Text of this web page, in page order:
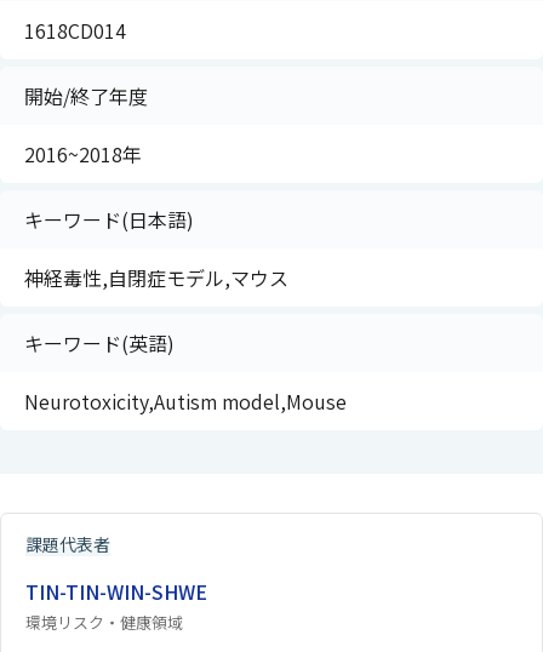
1618CD014
開始/終了年度
2016~2018年
キーワード(日本語)
神経毒性,自閉症モデル,マウス
キーワード(英語)
Neurotoxicity,Autism model,Mouse
課題代表者
TIN-TIN-WIN-SHWE
環境リスク・健康領域